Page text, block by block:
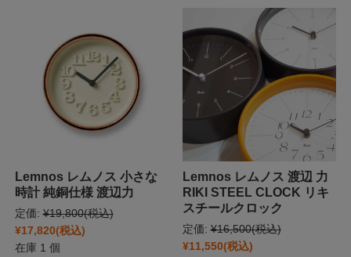
Lemnos レムノス 小さな
時計 純銅仕様 渡辺力
定価: ¥19,800(税込)
¥17,820(税込)
在庫 1 個
Lemnos レムノス 渡辺 力
RIKI STEEL CLOCK リキ
スチールクロック
定価: ¥16,500(税込)
¥11,550(税込)